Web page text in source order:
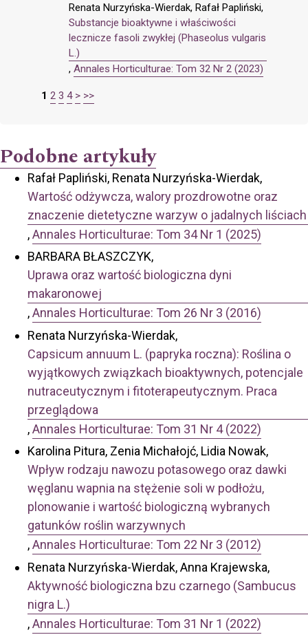
Renata Nurzyńska-Wierdak, Rafał Papliński,
Substancje bioaktywne i właściwości
lecznicze fasoli zwykłej (Phaseolus vulgaris
L.)
, Annales Horticulturae: Tom 32 Nr 2 (2023)
1 2 3 4 > >>
Podobne artykuły
Rafał Papliński, Renata Nurzyńska-Wierdak,
Wartość odżywcza, walory prozdrowotne oraz
znaczenie dietetyczne warzyw o jadalnych liściach
,Annales Horticulturae: Tom 34 Nr 1 (2025)
BARBARA BŁASZCZYK,
Uprawa oraz wartość biologiczna dyni
makaronowej
,Annales Horticulturae: Tom 26 Nr 3 (2016)
Renata Nurzyńska-Wierdak,
Capsicum annuum L. (papryka roczna): Roślina o
wyjątkowych związkach bioaktywnych, potencjale
nutraceutycznym i fitoterapeutycznym. Praca
przeglądowa
,Annales Horticulturae: Tom 31 Nr 4 (2022)
Karolina Pitura, Zenia Michałojć, Lidia Nowak,
Wpływ rodzaju nawozu potasowego oraz dawki
węglanu wapnia na stężenie soli w podłożu,
plonowanie i wartość biologiczną wybranych
gatunków roślin warzywnych
,Annales Horticulturae: Tom 22 Nr 3 (2012)
Renata Nurzyńska-Wierdak, Anna Krajewska,
Aktywność biologiczna bzu czarnego (Sambucus
nigra L.)
,Annales Horticulturae: Tom 31 Nr 1 (2022)